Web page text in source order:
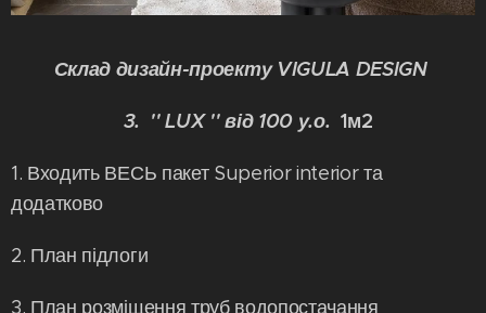
Склад дизайн-проекту VIGULA DESIGN
3. '' LUX '' від 100 у.о. 1м2
1. Входить ВЕСЬ пакет Superior interior та
додатково
2. План підлоги
3. План розміщення труб водопостачання